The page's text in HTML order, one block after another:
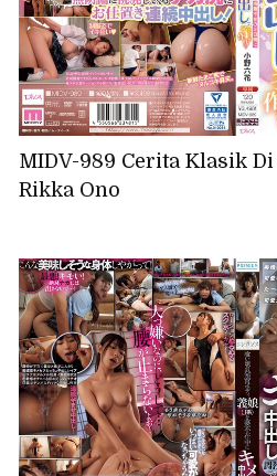
MIDV-989 Cerita Klasik
Rikka Ono